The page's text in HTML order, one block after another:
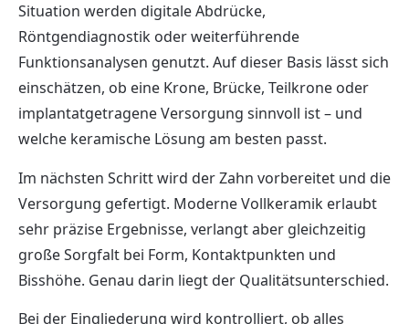
Situation werden digitale Abdrücke,
Röntgendiagnostik oder weiterführende
Funktionsanalysen genutzt. Auf dieser Basis lässt sich
einschätzen, ob eine Krone, Brücke, Teilkrone oder
implantatgetragene Versorgung sinnvoll ist – und
welche keramische Lösung am besten passt.
Im nächsten Schritt wird der Zahn vorbereitet und die
Versorgung gefertigt. Moderne Vollkeramik erlaubt
sehr präzise Ergebnisse, verlangt aber gleichzeitig
große Sorgfalt bei Form, Kontaktpunkten und
Bisshöhe. Genau darin liegt der Qualitätsunterschied.
Bei der Eingliederung wird kontrolliert, ob alles